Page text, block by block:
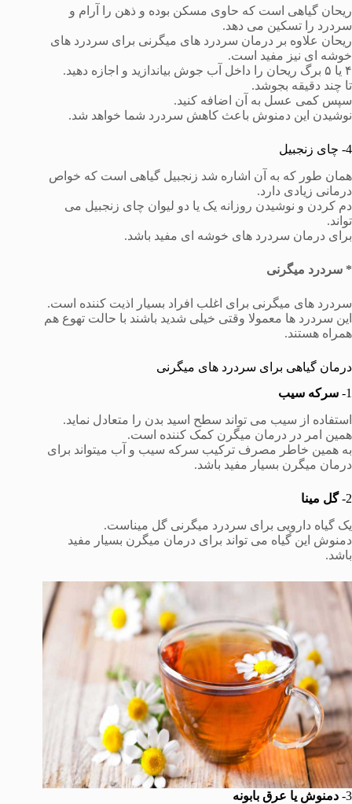
ریحان گیاهی است که حاوی مسکن بوده و ذهن را آرام و
سردرد را تسکین می دهد.
ریحان علاوه بر درمان سردرد های میگرنی برای سردرد های
خوشه ای نیز مفید است.
۴ یا ۵ برگ ریحان را داخل آب جوش بیاندازید و اجازه دهید.
تا چند دقیقه بجوشد.
سپس کمی عسل به آن اضافه کنید.
نوشیدن این دمنوش باعث کاهش سردرد شما خواهد شد.
4- چای زنجبیل
همان طور که به آن اشاره شد زنجبیل گیاهی است که خواص
درمانی زیادی دارد.
دم کردن و نوشیدن روزانه یک یا دو لیوان چای زنجبیل می
تواند.
برای درمان سردرد های خوشه ای مفید باشد.
* سردرد میگرنی
سردرد های میگرنی برای اغلب افراد بسیار اذیت کننده است.
این سردرد ها معمولا وقتی خیلی شدید باشند با حالت تهوع هم
همراه هستند.
درمان گیاهی برای سردرد های میگرنی
1- سرکه سیب
استفاده از سیب می تواند سطح اسید بدن را متعادل نماید.
همین امر در درمان میگرن کمک کننده است.
به همین خاطر مصرف ترکیب سرکه سیب و آب میتواند برای
درمان میگرن بسیار مفید باشد.
2- گل مینا
یک گیاه دارویی برای سردرد میگرنی گل میناست.
دمنوش این گیاه می تواند برای درمان میگرن بسیار مفید
باشد.
3- دمنوش یا عرق بابونه